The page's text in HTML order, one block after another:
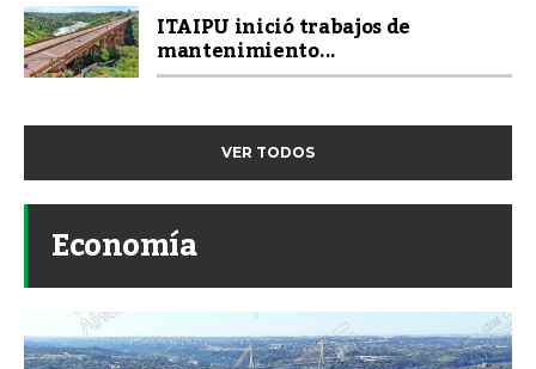
ITAIPU inició trabajos de
mantenimiento...
VER TODOS
Economía